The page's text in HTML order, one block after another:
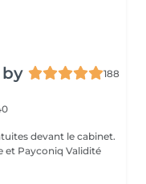
by
188
devant le cabinet.
Validité